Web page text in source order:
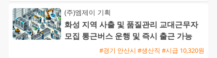
(주)엠제이 기획
화성 지역 사출 및 품질관리 교대근무자
모집 통근버스 운행 및 즉시 출근 가능
#경기 안산시 #생산직 #시급 10,320원